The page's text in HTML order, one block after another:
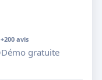
+200 avis
Démo gratuite